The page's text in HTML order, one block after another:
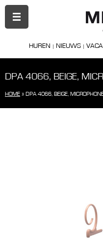
HUREN NIEUWS
PRIMAIR
MENU
DPA 4066, BEIGE,
HOME » DPA 4066, BEIGE,